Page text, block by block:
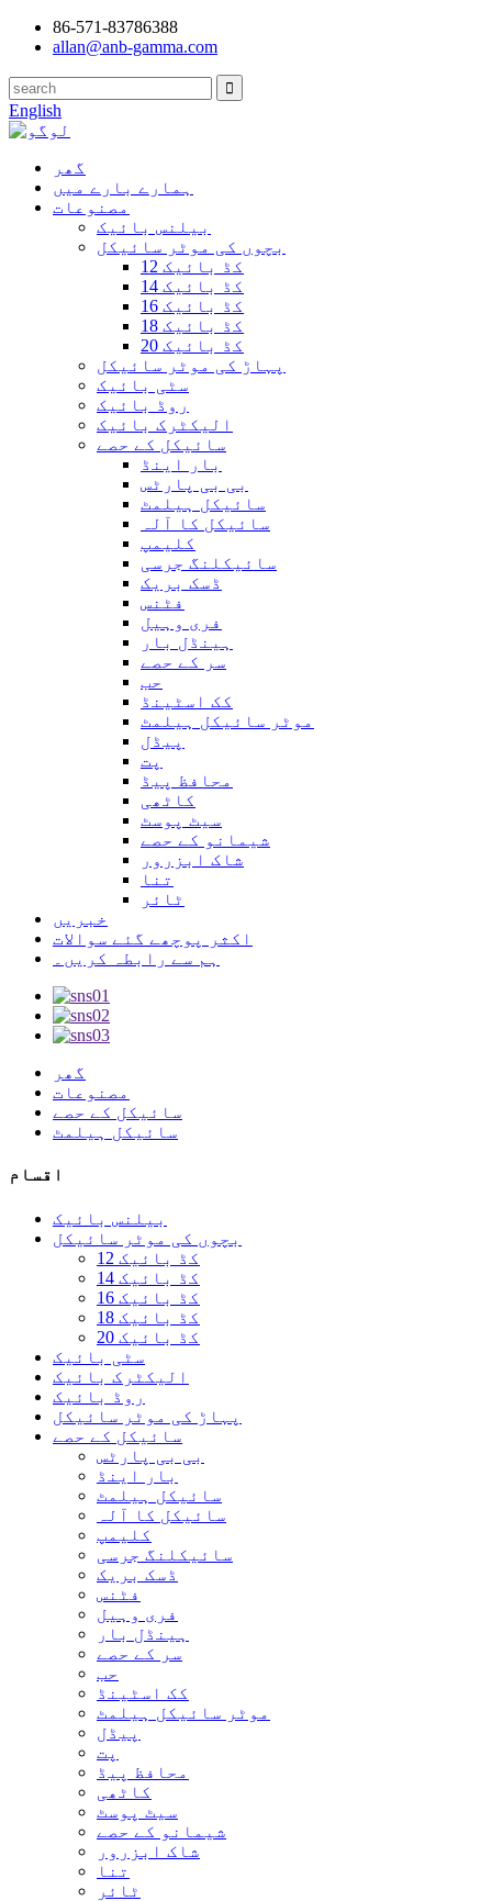
86-571-83786388
allan@anb-gamma.com
English
گھر
ہمارے بارے میں
مصنوعات
بیلنس بائیک
بچوں کی موٹر سائیکل
12 کڈ بائیک
14 کڈ بائیک
16 کڈ بائیک
18 کڈ بائیک
20 کڈ بائیک
پہاڑ کی موٹر سائیکل
سٹی بائیک
روڈ بائیک
الیکٹرک بائیک
سائیکل کے حصے
بار اینڈ
بی بی پارٹس
سائیکل ہیلمٹ
سائیکل کا آلہ
کلیمپ
سائیکلنگ جرسی
ڈسک بریک
فٹنس
فری وہیل
ہینڈل بار
سر کے حصے
حب
کک اسٹینڈ
موٹر سائیکل ہیلمٹ
پیڈل
پت
محافظ پیڈ
کاٹھی
سیٹ پوسٹ
شیمانو کے حصے
شاک ابزرور
تنا
ٹائر
خبریں
اکثر پوچھے گئے سوالات
ہم سے رابطہ کریں۔
گھر
مصنوعات
سائیکل کے حصے
سائیکل ہیلمٹ
اقسام
بیلنس بائیک
بچوں کی موٹر سائیکل
12 کڈ بائیک
14 کڈ بائیک
16 کڈ بائیک
18 کڈ بائیک
20 کڈ بائیک
سٹی بائیک
الیکٹرک بائیک
روڈ بائیک
پہاڑ کی موٹر سائیکل
سائیکل کے حصے
بی بی پارٹس
بار اینڈ
سائیکل ہیلمٹ
سائیکل کا آلہ
کلیمپ
سائیکلنگ جرسی
ڈسک بریک
فٹنس
فری وہیل
ہینڈل بار
سر کے حصے
حب
کک اسٹینڈ
موٹر سائیکل ہیلمٹ
پیڈل
پت
محافظ پیڈ
کاٹھی
سیٹ پوسٹ
شیمانو کے حصے
شاک ابزرور
تنا
ٹائر